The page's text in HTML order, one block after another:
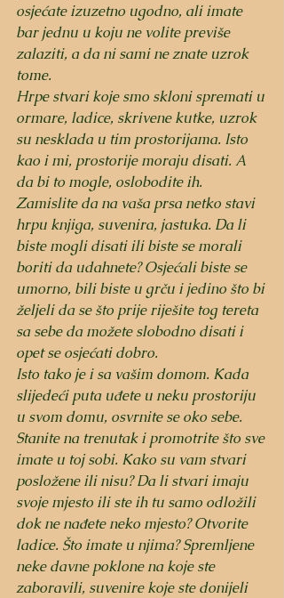
osjećate izuzetno ugodno, ali imate
bar jednu u koju ne volite previše
zalaziti, a da ni sami ne znate uzrok
tome.
Hrpe stvari koje smo skloni spremati u
ormare, ladice, skrivene kutke, uzrok
su nesklada u tim prostorijama. Isto
kao i mi, prostorije moraju disati. A
da bi to mogle, oslobodite ih.
Zamislite da na vaša prsa netko stavi
hrpu knjiga, suvenira, jastuka. Da li
biste mogli disati ili biste se morali
boriti da udahnete? Osjećali biste se
umorno, bili biste u grču i jedino što bi
željeli da se što prije riješite tog tereta
sa sebe da možete slobodno disati i
opet se osjećati dobro.
Isto tako je i sa vašim domom. Kada
slijedeći puta uđete u neku prostoriju
u svom domu, osvrnite se oko sebe.
Stanite na trenutak i promotrite što sve
imate u toj sobi. Kako su vam stvari
posložene ili nisu? Da li stvari imaju
svoje mjesto ili ste ih tu samo odložili
dok ne nađete neko mjesto? Otvorite
ladice. Što imate u njima? Spremljene
neke davne poklone na koje ste
zaboravili, suvenire koje ste donijeli